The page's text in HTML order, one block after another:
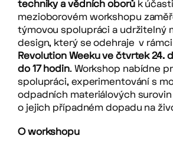
techniky a vědních oborů k
mezioborovém workshopu
týmovou spolupráci a udržitelný
design, který se odehraje v rámci
Revolution Weeku ve čtvrtek 24.
do 17 hodin. Workshop nabídne
spolupráci, experimentování s
odpadních materiálových
o jejich případném dopadu na
O workshopu